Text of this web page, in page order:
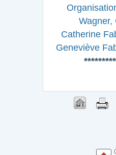
Wagner,
Catherine
Geneviève